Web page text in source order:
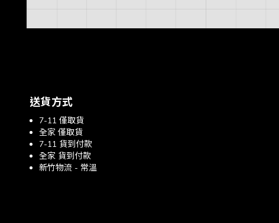
送貨方式
7-11 僅取貨
全家 僅取貨
7-11 貨到付款
全家 貨到付款
新竹物流 - 常溫